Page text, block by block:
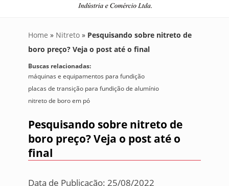
Home » Nitreto » Pesquisando sobre nitreto de
boro preço? Veja o post até o final
Buscas relacionadas:
máquinas e equipamentos para fundição
placas de transição para fundição de alumínio
nitreto de boro em pó
Pesquisando sobre nitreto de
boro preço? Veja o post até o
final
Data de Publicação: 25/08/2022